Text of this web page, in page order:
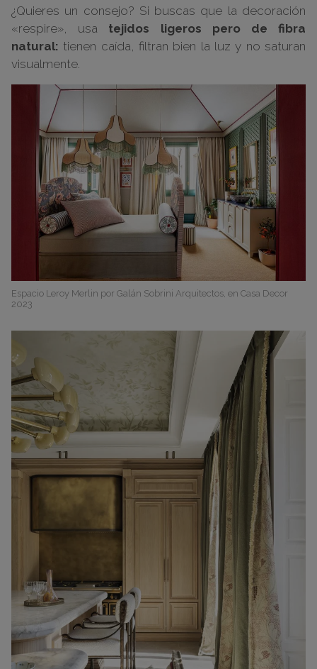
¿Quieres un consejo? Si buscas que la decoración
«respire», usa tejidos ligeros pero de fibra
natural: tienen caída, filtran bien la luz y no saturan
visualmente.
Espacio Leroy Merlin por Galán Sobrini Arquitectos, en Casa Decor
2023